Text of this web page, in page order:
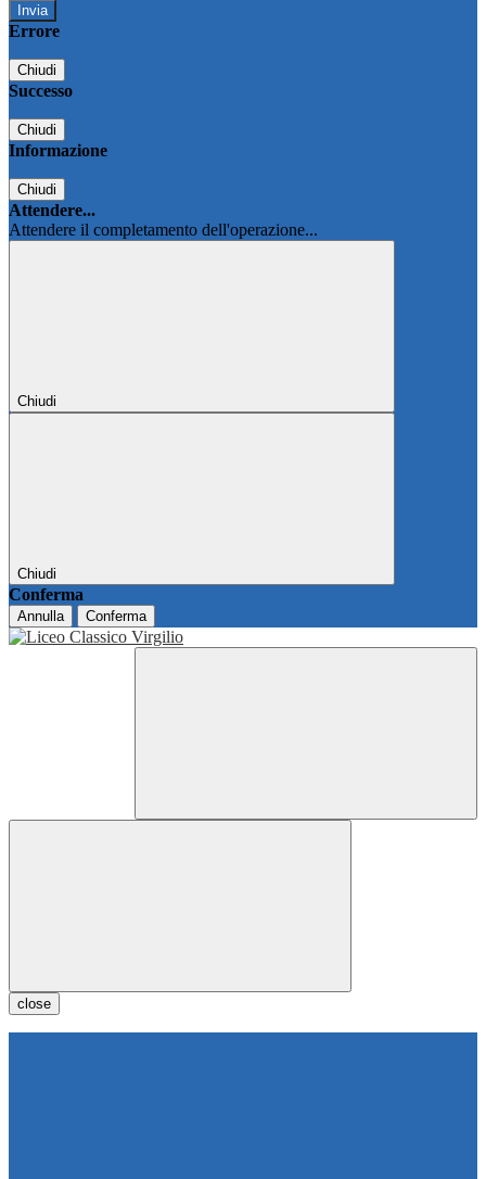
Errore
Chiudi
Successo
Chiudi
Informazione
Chiudi
Attendere...
Attendere il completamento dell'operazione...
Chiudi
Chiudi
Conferma
Annulla Conferma
close